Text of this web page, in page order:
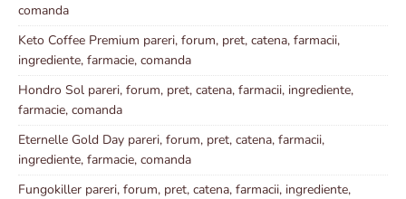
comanda
Keto Coffee Premium pareri, forum, pret, catena, farmacii,
ingrediente, farmacie, comanda
Hondro Sol pareri, forum, pret, catena, farmacii, ingrediente,
farmacie, comanda
Eternelle Gold Day pareri, forum, pret, catena, farmacii,
ingrediente, farmacie, comanda
Fungokiller pareri, forum, pret, catena, farmacii, ingrediente,